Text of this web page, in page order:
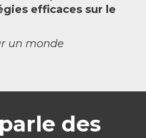
efficaces sur le
un monde
des